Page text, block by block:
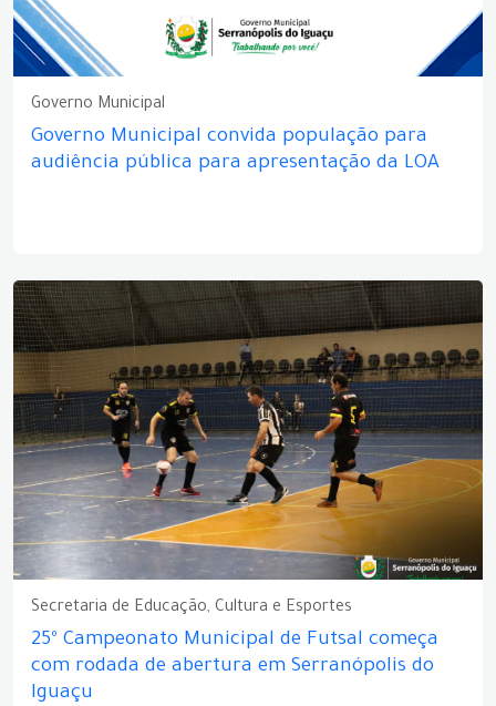
Governo Municipal
Governo Municipal convida população para
audiência pública para apresentação da LOA
Secretaria de Educação, Cultura e Esportes
25º Campeonato Municipal de Futsal começa
com rodada de abertura em Serranópolis do
Iguaçu